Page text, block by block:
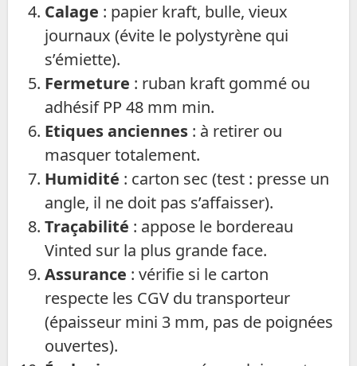
Calage : papier kraft, bulle, vieux
journaux (évite le polystyrène qui
s’émiette).
Fermeture : ruban kraft gommé ou
adhésif PP 48 mm min.
Etiques anciennes: à retirer ou
masquer totalement.
Humidité : carton sec (test : presse un
angle, il ne doit pas s’affaisser).
Traçabilité : appose le bordereau
Vinted sur la plus grande face.
Assurance : vérifie si le carton
respecte les CGV du transporteur
(épaisseur mini 3 mm, pas de poignées
ouvertes).